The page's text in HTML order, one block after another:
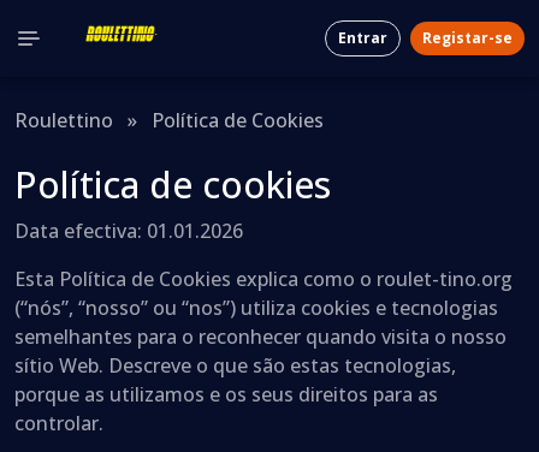
Entrar Registar-se
Roulettino » Política de Cookies
Política de cookies
Data efectiva: 01.01.2026
Esta Política de Cookies explica como o roulet-tino.org
(“nós”, “nosso” ou “nos”) utiliza cookies e tecnologias
semelhantes para o reconhecer quando visita o nosso
sítio Web. Descreve o que são estas tecnologias,
porque as utilizamos e os seus direitos para as
controlar.